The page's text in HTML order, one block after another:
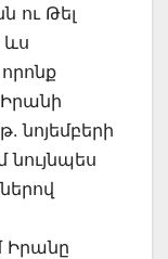
ու Թել
ևս
Իրանի
նոյեմբերի
Իրանը